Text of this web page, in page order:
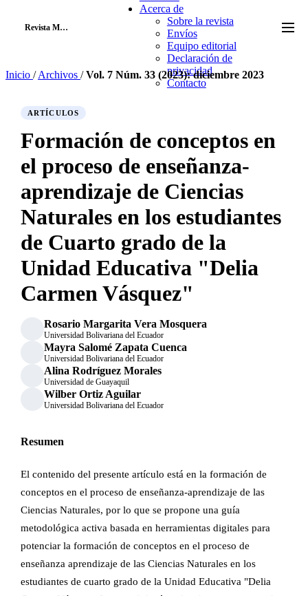
Revista Mapa
Acerca de
Sobre la revista
Envíos
Equipo editorial
Declaración de
privacidad
Contacto
Inicio / Archivos / Vol. 7 Núm. 33 (2023): diciembre 2023
ARTÍCULOS
Formación de conceptos en
el proceso de enseñanza-
aprendizaje de Ciencias
Naturales en los estudiantes
de Cuarto grado de la
Unidad Educativa "Delia
Carmen Vásquez"
Rosario Margarita Vera Mosquera
Universidad Bolivariana del Ecuador
Mayra Salomé Zapata Cuenca
Universidad Bolivariana del Ecuador
Alina Rodríguez Morales
Universidad de Guayaquil
Wilber Ortiz Aguilar
Universidad Bolivariana del Ecuador
Resumen
El contenido del presente artículo está en la formación de
conceptos en el proceso de enseñanza-aprendizaje de las
Ciencias Naturales, por lo que se propone una guía
metodológica activa basada en herramientas digitales para
potenciar la formación de conceptos en el proceso de
enseñanza aprendizaje de las Ciencias Naturales en los
estudiantes de cuarto grado de la Unidad Educativa "Delia